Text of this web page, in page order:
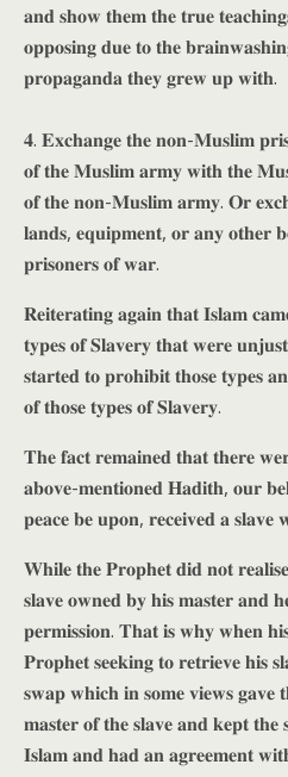
𝐚𝐧𝐝 𝐬𝐡𝐨𝐰 𝐭𝐡𝐞𝐦 𝐭𝐡𝐞 𝐭𝐫𝐮𝐞
𝐨𝐩𝐩𝐨𝐬𝐢𝐧𝐠 𝐝𝐮𝐞 𝐭𝐨 𝐭𝐡𝐞
𝐩𝐫𝐨𝐩𝐚𝐠𝐚𝐧𝐝𝐚 𝐭𝐡𝐞𝐲 𝐠𝐫𝐞𝐰 𝐮𝐩 𝐰𝐢𝐭𝐡.
𝟒. 𝐄𝐱𝐜𝐡𝐚𝐧𝐠𝐞 𝐭𝐡𝐞 𝐧𝐨𝐧-𝐌𝐮𝐬𝐥𝐢𝐦
𝐨𝐟 𝐭𝐡𝐞 𝐌𝐮𝐬𝐥𝐢𝐦 𝐚𝐫𝐦𝐲 𝐰𝐢𝐭𝐡 𝐭𝐡𝐞
𝐨𝐟 𝐭𝐡𝐞 𝐧𝐨𝐧-𝐌𝐮𝐬𝐥𝐢𝐦 𝐚𝐫𝐦𝐲. 𝐎𝐫
𝐥𝐚𝐧𝐝𝐬, 𝐞𝐪𝐮𝐢𝐩𝐦𝐞𝐧𝐭, 𝐨𝐫 𝐚𝐧𝐲 𝐨𝐭𝐡𝐞𝐫
𝐩𝐫𝐢𝐬𝐨𝐧𝐞𝐫𝐬 𝐨𝐟 𝐰𝐚𝐫.
𝐑𝐞𝐢𝐭𝐞𝐫𝐚𝐭𝐢𝐧𝐠 𝐚𝐠𝐚𝐢𝐧 𝐭𝐡𝐚𝐭 𝐈𝐬𝐥𝐚𝐦
𝐭𝐲𝐩𝐞𝐬 𝐨𝐟 𝐒𝐥𝐚𝐯𝐞𝐫𝐲 𝐭𝐡𝐚𝐭 𝐰𝐞𝐫𝐞
𝐬𝐭𝐚𝐫𝐭𝐞𝐝 𝐭𝐨 𝐩𝐫𝐨𝐡𝐢𝐛𝐢𝐭 𝐭𝐡𝐨𝐬𝐞 𝐭𝐲𝐩𝐞𝐬
𝐨𝐟 𝐭𝐡𝐨𝐬𝐞 𝐭𝐲𝐩𝐞𝐬 𝐨𝐟 𝐒𝐥𝐚𝐯𝐞𝐫𝐲.
𝐓𝐡𝐞 𝐟𝐚𝐜𝐭 𝐫𝐞𝐦𝐚𝐢𝐧𝐞𝐝 𝐭𝐡𝐚𝐭 𝐭𝐡𝐞𝐫𝐞
𝐚𝐛𝐨𝐯𝐞-𝐦𝐞𝐧𝐭𝐢𝐨𝐧𝐞𝐝 𝐇𝐚𝐝𝐢𝐭𝐡, 𝐨𝐮𝐫
𝐩𝐞𝐚𝐜𝐞 𝐛𝐞 𝐮𝐩𝐨𝐧, 𝐫𝐞𝐜𝐞𝐢𝐯𝐞𝐝 𝐚 𝐬𝐥𝐚𝐯𝐞
𝐖𝐡𝐢𝐥𝐞 𝐭𝐡𝐞 𝐏𝐫𝐨𝐩𝐡𝐞𝐭 𝐝𝐢𝐝 𝐧𝐨𝐭
𝐬𝐥𝐚𝐯𝐞 𝐨𝐰𝐧𝐞𝐝 𝐛𝐲 𝐡𝐢𝐬 𝐦𝐚𝐬𝐭𝐞𝐫 𝐚𝐧𝐝
𝐩𝐞𝐫𝐦𝐢𝐬𝐬𝐢𝐨𝐧. 𝐓𝐡𝐚𝐭 𝐢𝐬 𝐰𝐡𝐲 𝐰𝐡𝐞𝐧
𝐏𝐫𝐨𝐩𝐡𝐞𝐭 𝐬𝐞𝐞𝐤𝐢𝐧𝐠 𝐭𝐨 𝐫𝐞𝐭𝐫𝐢𝐞𝐯𝐞 𝐡𝐢𝐬
𝐬𝐰𝐚𝐩 𝐰𝐡𝐢𝐜𝐡 𝐢𝐧 𝐬𝐨𝐦𝐞 𝐯𝐢𝐞𝐰𝐬 𝐠𝐚𝐯𝐞
𝐦𝐚𝐬𝐭𝐞𝐫 𝐨𝐟 𝐭𝐡𝐞 𝐬𝐥𝐚𝐯𝐞 𝐚𝐧𝐝 𝐤𝐞𝐩𝐭 𝐭𝐡𝐞
𝐈𝐬𝐥𝐚𝐦 𝐚𝐧𝐝 𝐡𝐚𝐝 𝐚𝐧 𝐚𝐠𝐫𝐞𝐞𝐦𝐞𝐧𝐭